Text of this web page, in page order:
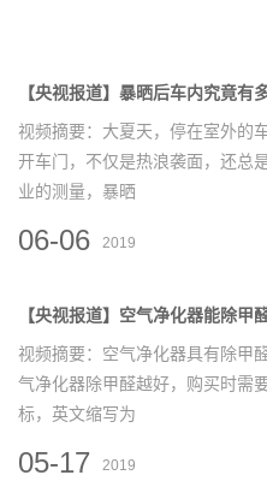
【央视报道】暴晒后车内究竟有
视频摘要：大夏天，停在室外的
开车门，不仅是热浪袭面，还总
业的测量，暴晒
06-06 2019
【央视报道】空气净化器能除甲
视频摘要：空气净化器具有除甲
气净化器除甲醛越好，购买时需
标，英文缩写为
05-17 2019